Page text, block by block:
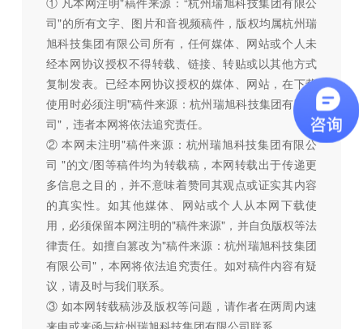
司"的所有文字、图片和音视频稿件，版权均属杭州瑞
旭科技集团有限公司所有，任何媒体、网站或个人未
经本网协议授权不得转载、链接、转贴或以其他方式
复制发表。已经本网协议授权的媒体、网站，在下载
使用时必须注明"稿件来源：杭州瑞旭科技集团有限公
司"，违者本网将依法追究责任。
② 本网未注明"稿件来源：杭州瑞旭科技集团有限公
司 "的文/图等稿件均为转载稿，本网转载出于传递更
多信息之目的，并不意味着赞同其观点或证实其内容
的真实性。如其他媒体、网站或个人从本网下载使
用，必须保留本网注明的"稿件来源"，并自负版权等法
律责任。如擅自篡改为"稿件来源：杭州瑞旭科技集团
有限公司"，本网将依法追究责任。如对稿件内容有疑
议，请及时与我们联系。
③ 如本网转载稿涉及版权等问题，请作者在两周内速